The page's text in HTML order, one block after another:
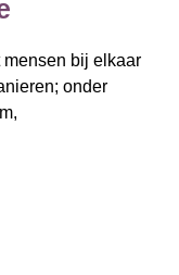
mensen bij elkaar
onder